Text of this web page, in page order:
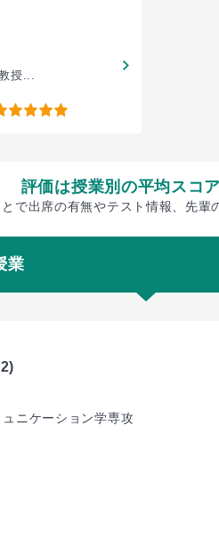
授...
評価は授業別の平均スコア
で出席の有無やテスト情報、先輩
業
ニケーション学専攻